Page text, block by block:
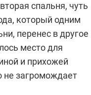
спальня, чуть
который одним
перенес в другое
место для
и прихожей
не загромождает